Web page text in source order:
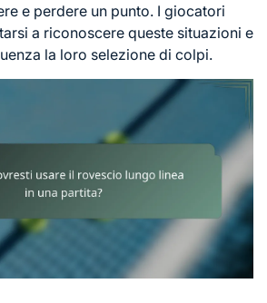
e perdere un punto. I giocatori
a riconoscere queste situazioni e
la loro selezione di colpi.